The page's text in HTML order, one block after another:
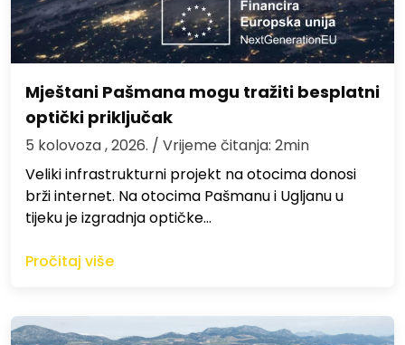
Mještani Pašmana mogu tražiti besplatni
optički priključak
5 kolovoza , 2026. / Vrijeme čitanja: 2min
Veliki infrastrukturni projekt na otocima donosi
brži internet. Na otocima Pašmanu i Ugljanu u
tijeku je izgradnja optičke…
Pročitaj više